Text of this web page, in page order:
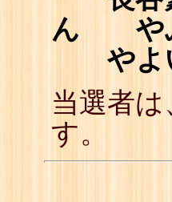
ん や
やよ
当選者
す。